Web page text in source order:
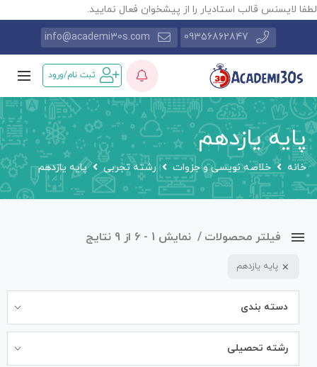
لطفا لایسنس قالب استادیار را از پیشخوان فعال نمایید.
09356862847
info@academi30s.com
ثبت نام/ورود
پایه یازدهم
خانه خلاصه نویسی و جزوات رشته تجربی پایه یازدهم
فیلتر محصولات نمایش 1 - 6 از 9 نتایج
پایه یازدهم
دسته بندی
رشته تحصیلی